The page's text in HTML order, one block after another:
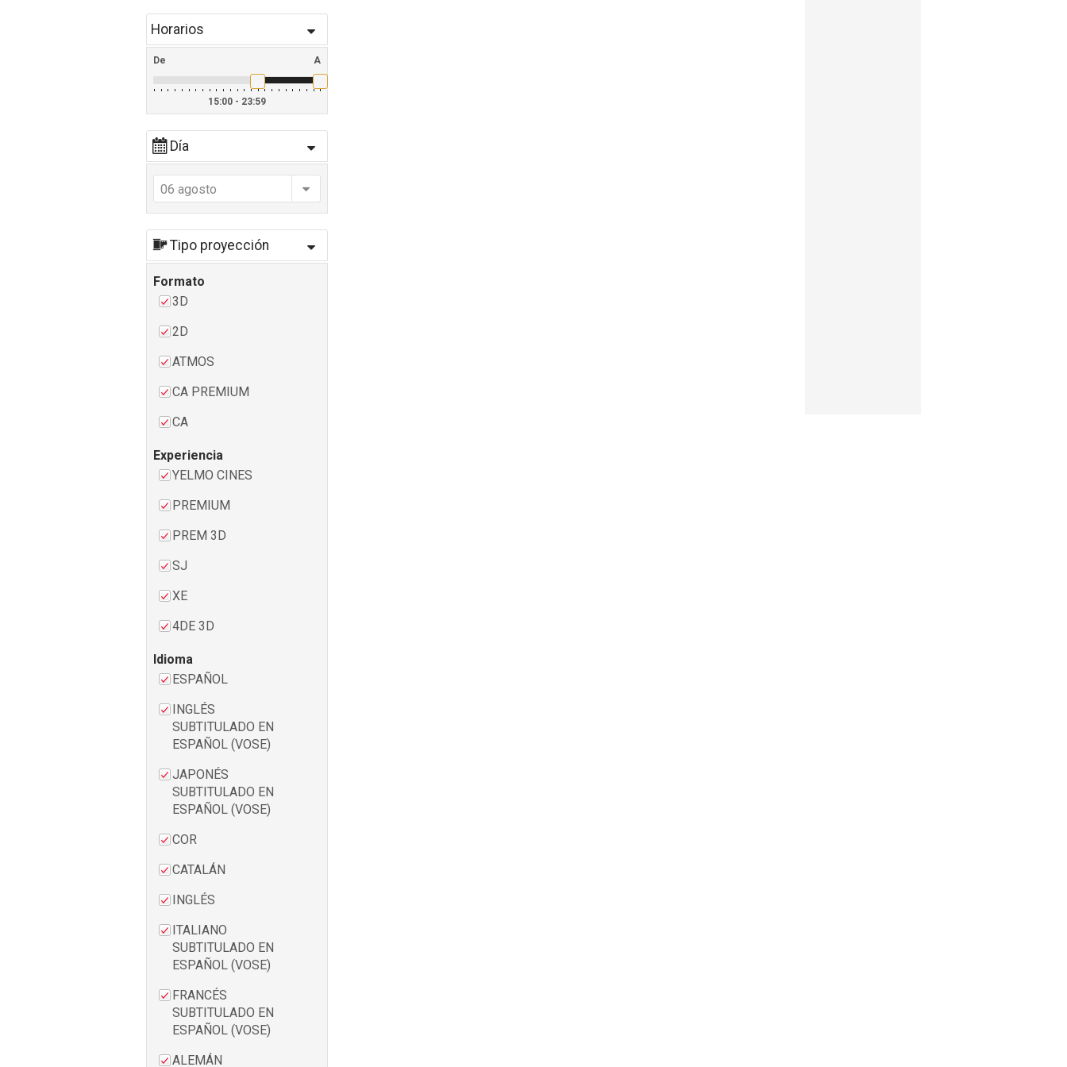
Horarios
De A
15:00 - 23:59
Día
06 agosto
Tipo proyección
Formato
3D
2D
ATMOS
CA PREMIUM
CA
Experiencia
YELMO CINES
PREMIUM
PREM 3D
SJ
XE
4DE 3D
Idioma
ESPAÑOL
INGLÉS
SUBTITULADO EN
ESPAÑOL (VOSE)
JAPONÉS
SUBTITULADO EN
ESPAÑOL (VOSE)
COR
CATALÁN
INGLÉS
ITALIANO
SUBTITULADO EN
ESPAÑOL (VOSE)
FRANCÉS
SUBTITULADO EN
ESPAÑOL (VOSE)
ALEMÁN